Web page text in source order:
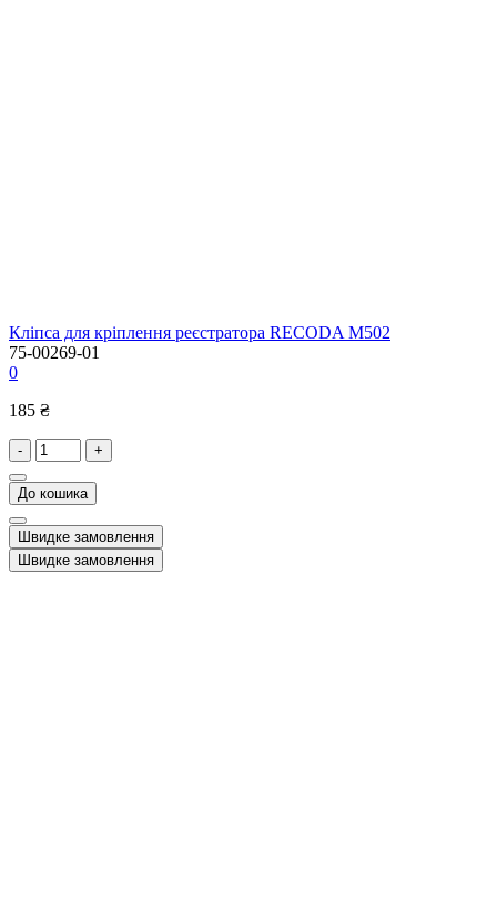
Кліпса для кріплення реєстратора RECODA M502
75-00269-01
0
185 ₴
- +
До кошика
Швидке замовлення
Швидке замовлення